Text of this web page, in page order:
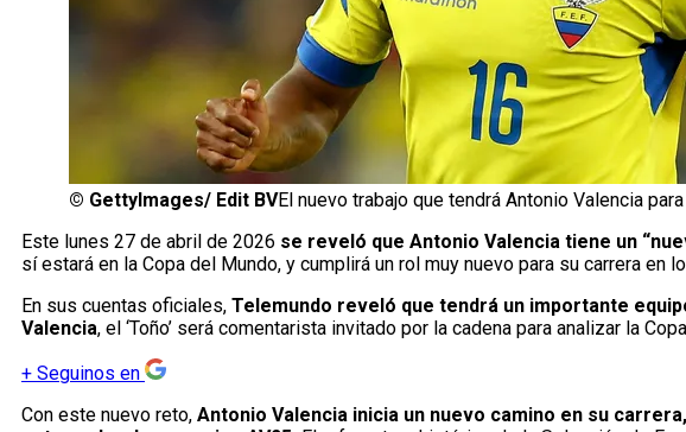
© GettyImages/ Edit BVEl nuevo trabajo que tendrá Antonio Valencia
Este lunes 27 de abril de 2026 se reveló que Antonio Valencia tiene un
sí estará en la Copa del Mundo, y cumplirá un rol muy nuevo para su carrera en
En sus cuentas oficiales, Telemundo reveló que tendrá un importante
Valencia, el ‘Toño’ será comentarista invitado por la cadena para analizar la
+ Seguinos en
Con este nuevo reto, Antonio Valencia inicia un nuevo camino en su